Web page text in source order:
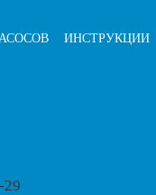
ИНСТРУКЦИИ
29